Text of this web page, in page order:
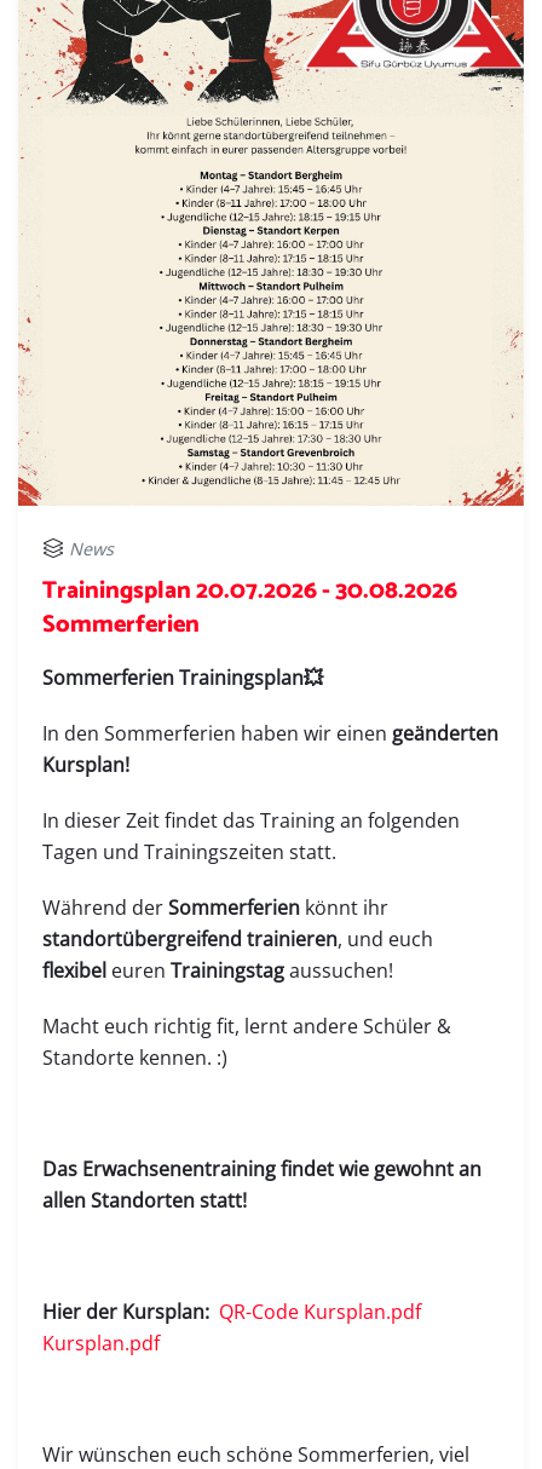
News
Trainingsplan 20.07.2026 - 30.08.2026
Sommerferien
Sommerferien Trainingsplan💥
In den Sommerferien haben wir einen geänderten
Kursplan!
In dieser Zeit findet das Training an folgenden
Tagen und Trainingszeiten statt.
Während derSommerferien könnt ihr
standortübergreifend trainieren, und euch
flexibel euren Trainingstagaussuchen!
Macht euch richtig fit, lernt andere Schüler &
Standorte kennen. :)
Das Erwachsenentraining findet wie gewohnt an
allen Standorten statt!
Hier der Kursplan: QR-Code Kursplan.pdf
Kursplan.pdf
Wir wünschen euch schöne Sommerferien, viel